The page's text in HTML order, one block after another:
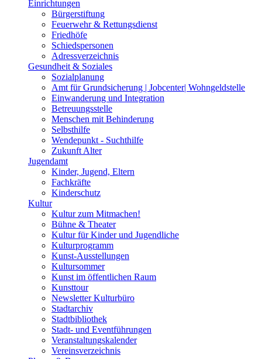
Einrichtungen
Bürgerstiftung
Feuerwehr & Rettungsdienst
Friedhöfe
Schiedspersonen
Adressverzeichnis
Gesundheit & Soziales
Sozialplanung
Amt für Grundsicherung | Jobcenter| Wohngeldstelle
Einwanderung und Integration
Betreuungsstelle
Menschen mit Behinderung
Selbsthilfe
Wendepunkt - Suchthilfe
Zukunft Alter
Jugendamt
Kinder, Jugend, Eltern
Fachkräfte
Kinderschutz
Kultur
Kultur zum Mitmachen!
Bühne & Theater
Kultur für Kinder und Jugendliche
Kulturprogramm
Kunst-Ausstellungen
Kultursommer
Kunst im öffentlichen Raum
Kunsttour
Newsletter Kulturbüro
Stadtarchiv
Stadtbibliothek
Stadt- und Eventführungen
Veranstaltungskalender
Vereinsverzeichnis